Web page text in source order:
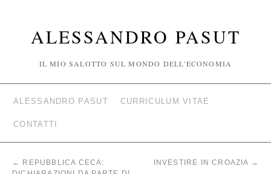
ALESSANDRO PASUT
IL MIO SALOTTO SUL MONDO DELL'ECONOMIA
ALESSANDRO PASUT CURRICULUM VITAE
CONTATTI
←
REPUBBLICA CECA:
INVESTIRE IN CROAZIA →